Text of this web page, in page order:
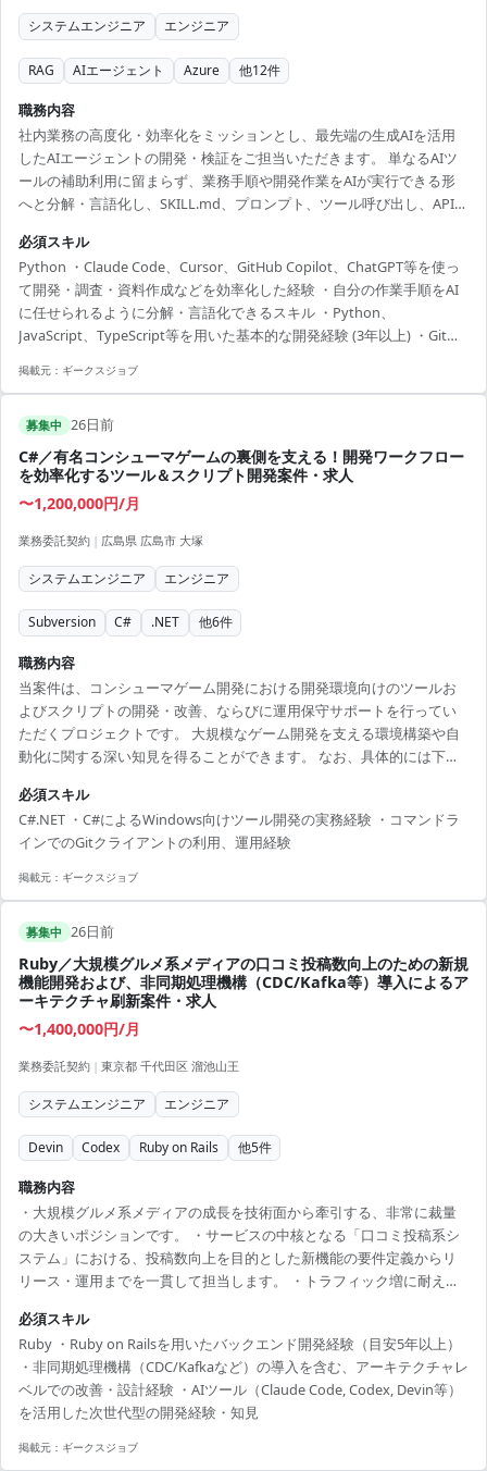
システムエンジニア エンジニア
RAG AIエージェント Azure 他12件
職務内容
社内業務の高度化・効率化をミッションとし、最先端の生成AIを活用
したAIエージェントの開発・検証をご担当いただきます。 単なるAIツ
ールの補助利用に留まらず、業務手順や開発作業をAIが実行できる形
へと分解・言語化し、SKILL.md、プロンプト、ツール呼び出し、API連
ップをお任せします。 具体的な作業は以下の通りです。 ・業務手順や
開発作業をAIエージェントが実行できるタスクへ分解・整理 ・
SKILL.md、プロンプト、手順書、ツール定義などの作成および継続的
な改善 ・Claude Code等を駆使したAIエージェントの試作、検証、改
善ループの推進 ・...
必須スキル
Python ・Claude Code、Cursor、GitHub Copilot、ChatGPT等を使っ
て開発・調査・資料作成などを効率化した経験 ・自分の作業手順をAI
に任せられるように分解・言語化できるスキル ・Python、
JavaScript、TypeScript等を用いた基本的な開発経験 (3年以上) ・Git、
掲載元： ギークスジョブ
募集中 26日前
C#／有名コンシューマゲームの裏側を支える！開発ワークフロー
を効率化するツール＆スクリプト開発案件・求人
〜1,200,000円/月
業務委託契約 | 広島県 広島市 大塚
システムエンジニア エンジニア
Subversion C# .NET 他6件
職務内容
当案件は、コンシューマゲーム開発における開発環境向けのツールお
よびスクリプトの開発・改善、ならびに運用保守サポートを行ってい
ただくプロジェクトです。 大規模なゲーム開発を支える環境構築や自
動化に関する深い知見を得ることができます。 なお、具体的には下記
コンシューマゲーム開発環境向けツール、スクリプトの開発および改
善 ・コンシューマゲーム開発環境の運用保守サポート（担当ツールや
ジョブの不具合調査、修正対応のサポート） ※フルリモート可
必須スキル
C#.NET ・C#によるWindows向けツール開発の実務経験 ・コマンドラ
インでのGitクライアントの利用、運用経験
掲載元： ギークスジョブ
募集中 26日前
Ruby／大規模グルメ系メディアの口コミ投稿数向上のための新規
機能開発および、非同期処理機構（CDC/Kafka等）導入によるア
ーキテクチャ刷新案件・求人
〜1,400,000円/月
業務委託契約 | 東京都 千代田区 溜池山王
システムエンジニア エンジニア
Devin Codex Ruby on Rails 他5件
職務内容
・大規模グルメ系メディアの成長を技術面から牽引する、非常に裁量
の大きいポジションです。 ・サービスの中核となる「口コミ投稿系シ
ステム」における、投稿数向上を目的とした新機能の要件定義からリ
リース・運用までを一貫して担当します。 ・トラフィック増に耐えう
ど、アーキテクチャの根本的な改善・刷新を実施します。 ・最新のAI
開発ツール（Claude CodeやDevin等）を積極的に業務へ取り入れ、開
発効率と品質の最大化を追求していただきます。 市場価値・キャリア
メリット: 「超大規模トラフィック×アーキテクチャ刷新×生成AIツール
の実戦投入」という、現在...
必須スキル
Ruby ・Ruby on Railsを用いたバックエンド開発経験（目安5年以上）
・非同期処理機構（CDC/Kafkaなど）の導入を含む、アーキテクチャレ
ベルでの改善・設計経験 ・AIツール（Claude Code, Codex, Devin等）
を活用した次世代型の開発経験・知見
掲載元： ギークスジョブ